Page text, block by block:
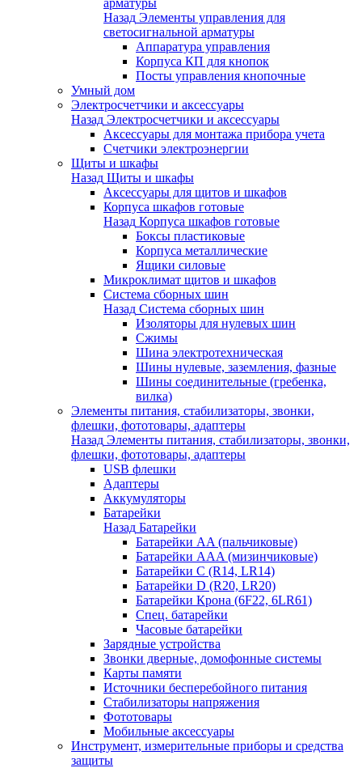
арматуры
Назад Элементы управления для
светосигнальной арматуры
Аппаратура управления
Корпуса КП для кнопок
Посты управления кнопочные
Умный дом
Электросчетчики и аксессуары
Назад Электросчетчики и аксессуары
Аксессуары для монтажа прибора учета
Счетчики электроэнергии
Щиты и шкафы
Назад Щиты и шкафы
Аксессуары для щитов и шкафов
Корпуса шкафов готовые
Назад Корпуса шкафов готовые
Боксы пластиковые
Корпуса металлические
Ящики силовые
Микроклимат щитов и шкафов
Система сборных шин
Назад Система сборных шин
Изоляторы для нулевых шин
Сжимы
Шина электротехническая
Шины нулевые, заземления, фазные
Шины соединительные (гребенка,
вилка)
Элементы питания, стабилизаторы, звонки,
флешки, фототовары, адаптеры
Назад Элементы питания, стабилизаторы, звонки,
флешки, фототовары, адаптеры
USB флешки
Адаптеры
Аккумуляторы
Батарейки
Назад Батарейки
Батарейки AA (пальчиковые)
Батарейки AAA (мизинчиковые)
Батарейки C (R14, LR14)
Батарейки D (R20, LR20)
Батарейки Крона (6F22, 6LR61)
Спец. батарейки
Часовые батарейки
Зарядные устройства
Звонки дверные, домофонные системы
Карты памяти
Источники бесперебойного питания
Стабилизаторы напряжения
Фототовары
Мобильные аксессуары
Инструмент, измерительные приборы и средства
защиты